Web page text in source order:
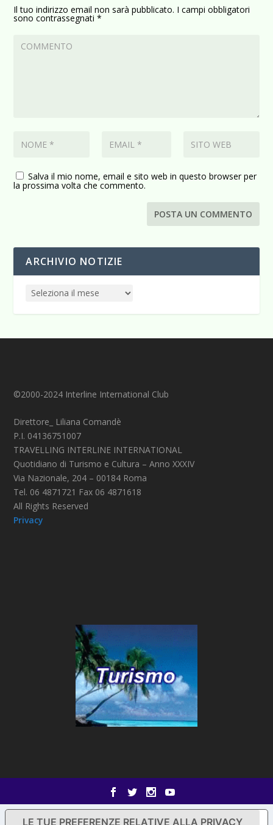
Il tuo indirizzo email non sarà pubblicato. I campi obbligatori
sono contrassegnati*
Salva il mio nome, email e sito web in questo browser per
la prossima volta che commento.
ARCHIVIO NOTIZIE
©2000-2024 Interline International Club
Direttore_ Liliana Comandè
P.I. 04136751007
TRAVELLING INTERLINE INTERNATIONAL
Quotidiano di Turismo e Cultura – Anno XXXIV
Via Nazionale, 204 – 00184 Roma
Tel. 06 4871721 Fax 06 4871618
All Rights Reserved
Privacy
LE TUE PREFERENZE RELATIVE ALLA PRIVACY